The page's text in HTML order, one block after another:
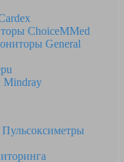
ChoiceMMed
General
Пульсоксиметры